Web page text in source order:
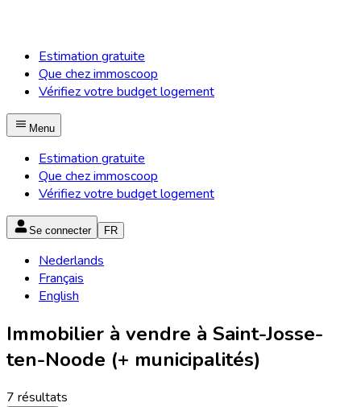
Estimation gratuite
Que chez immoscoop
Vérifiez votre budget logement
Menu
Estimation gratuite
Que chez immoscoop
Vérifiez votre budget logement
Se connecter FR
Nederlands
Français
English
Immobilier à vendre à Saint-Josse-
ten-Noode (+ municipalités)
7 résultats